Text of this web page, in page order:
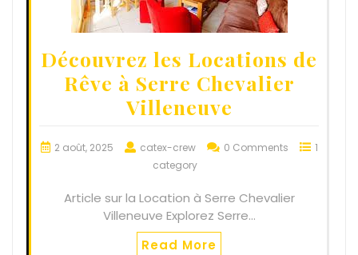
Découvrez les Locations de
Rêve à Serre Chevalier
Villeneuve
2 août, 2025 catex-crew 0 Comments
1
category
Article sur la Location à Serre Chevalier
Villeneuve Explorez Serre…
Read More